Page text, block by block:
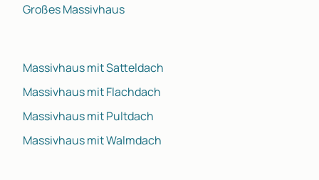
Großes Massivhaus
Massivhaus mit Satteldach
Massivhaus mit Flachdach
Massivhaus mit Pultdach
Massivhaus mit Walmdach